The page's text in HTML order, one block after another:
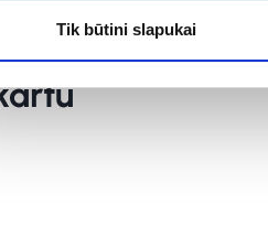
Tik būtini slapukai